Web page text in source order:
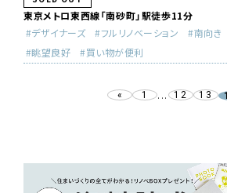
東京メトロ東西線「南砂町」駅徒歩11分
デザイナーズ
フルリノベーション 南向き
眺望良好
買い物が便利
« 1 ... 12 13